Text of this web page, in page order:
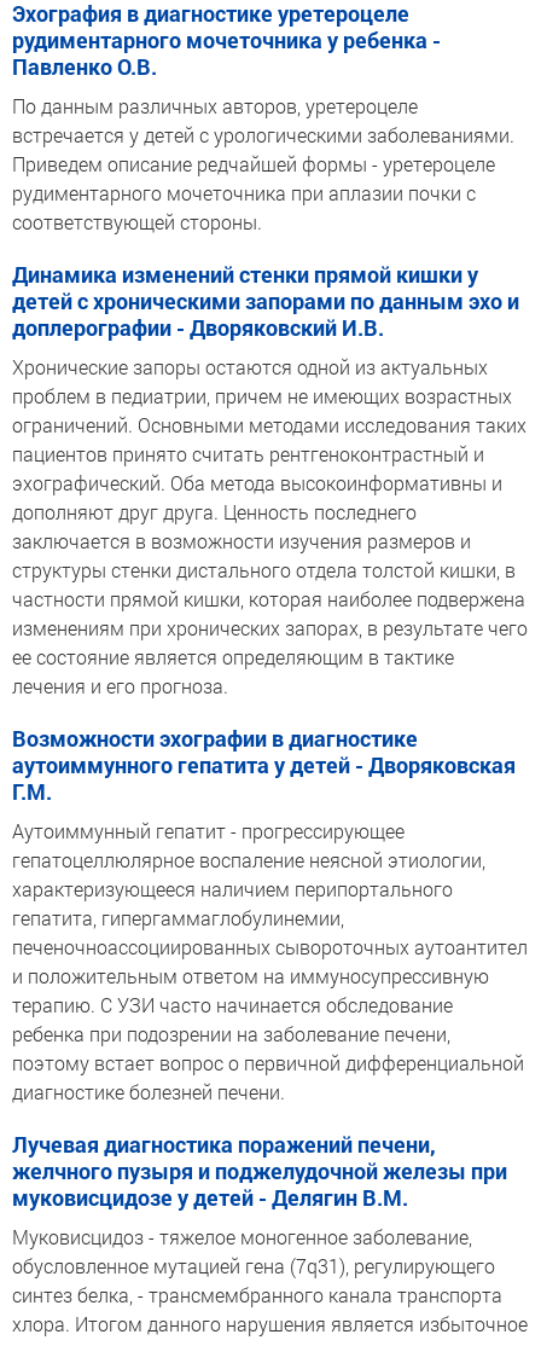
Эхография в диагностике уретероцеле
рудиментарного мочеточника у ребенка -
Павленко О.В.
По данным различных авторов, уретероцеле
встречается у детей с урологическими заболеваниями.
Приведем описание редчайшей формы - уретероцеле
рудиментарного мочеточника при аплазии почки с
соответствующей стороны.
Динамика изменений стенки прямой кишки у
детей с хроническими запорами по данным эхо и
доплерографии - Дворяковский И.В.
Хронические запоры остаются одной из актуальных
проблем в педиатрии, причем не имеющих возрастных
ограничений. Основными методами исследования таких
пациентов принято считать рентгеноконтрастный и
эхографический. Оба метода высокоинформативны и
дополняют друг друга. Ценность последнего
заключается в возможности изучения размеров и
структуры стенки дистального отдела толстой кишки, в
частности прямой кишки, которая наиболее подвержена
изменениям при хронических запорах, в результате чего
ее состояние является определяющим в тактике
лечения и его прогноза.
Возможности эхографии в диагностике
аутоиммунного гепатита у детей - Дворяковская
Г.М.
Аутоиммунный гепатит - прогрессирующее
гепатоцеллюлярное воспаление неясной этиологии,
характеризующееся наличием перипортального
гепатита, гипергаммаглобулинемии,
печеночноассоциированных сывороточных аутоантител
и положительным ответом на иммуносупрессивную
терапию. С УЗИ часто начинается обследование
ребенка при подозрении на заболевание печени,
поэтому встает вопрос о первичной дифференциальной
диагностике болезней печени.
Лучевая диагностика поражений печени,
желчного пузыря и поджелудочной железы при
муковисцидозе у детей - Делягин В.М.
Муковисцидоз - тяжелое моногенное заболевание,
обусловленное мутацией гена (7q31), регулирующего
синтез белка, - трансмембранного канала транспорта
хлора. Итогом данного нарушения является избыточное